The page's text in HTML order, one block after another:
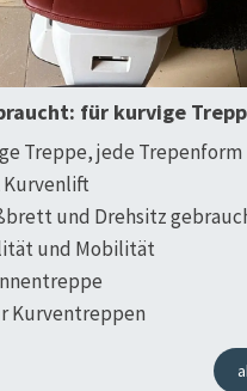
für kurvige
Treppe, jede Trepenform
Kurvenlift
und Drehsitz
und Mobilität
Kurventreppen